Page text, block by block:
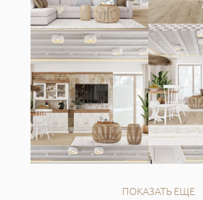
ПОКАЗАТЬ ЕЩЕ